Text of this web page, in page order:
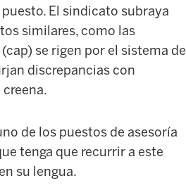
El sindicato subraya
similares, como las
se rigen por el sistema de
discrepancias con
de los puestos de asesoría
tenga que recurrir a este
su lengua.